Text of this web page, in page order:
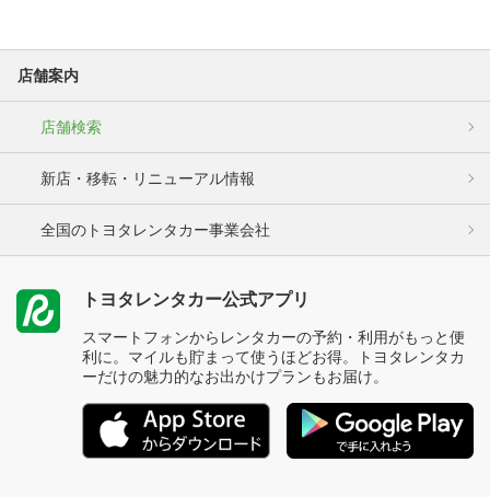
店舗案内
店舗検索
新店・移転・リニューアル情報
全国のトヨタレンタカー事業会社
トヨタレンタカー公式アプリ
スマートフォンからレンタカーの予約・利用がもっと便
利に。マイルも貯まって使うほどお得。トヨタレンタカ
ーだけの魅力的なお出かけプランもお届け。